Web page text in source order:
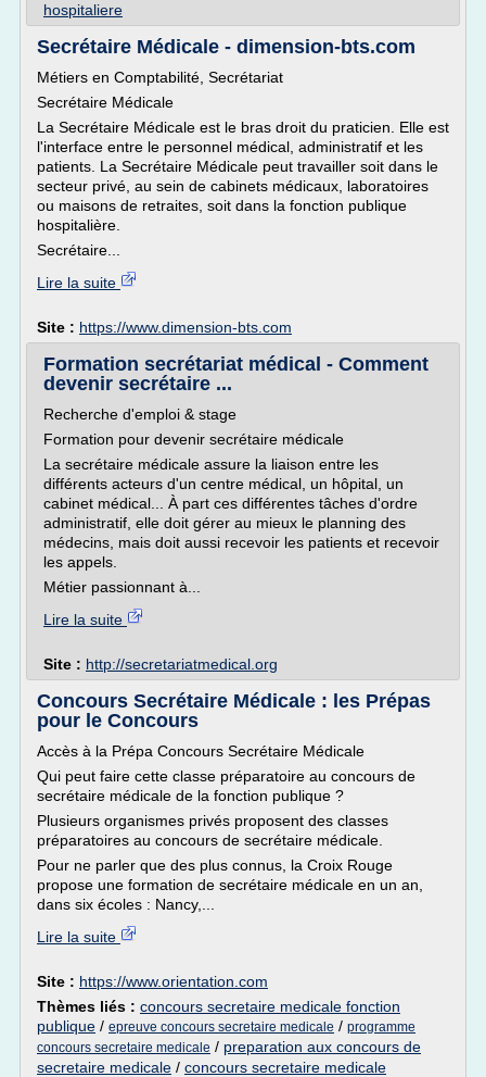
hospitaliere
Secrétaire Médicale - dimension-bts.com
Métiers en Comptabilité, Secrétariat
Secrétaire Médicale
La Secrétaire Médicale est le bras droit du praticien. Elle est
l'interface entre le personnel médical, administratif et les
patients. La Secrétaire Médicale peut travailler soit dans le
secteur privé, au sein de cabinets médicaux, laboratoires
ou maisons de retraites, soit dans la fonction publique
hospitalière.
Secrétaire...
Lire la suite
Site : https://www.dimension-bts.com
Formation secrétariat médical - Comment
devenir secrétaire ...
Recherche d'emploi & stage
Formation pour devenir secrétaire médicale
La secrétaire médicale assure la liaison entre les
différents acteurs d'un centre médical, un hôpital, un
cabinet médical... À part ces différentes tâches d'ordre
administratif, elle doit gérer au mieux le planning des
médecins, mais doit aussi recevoir les patients et recevoir
les appels.
Métier passionnant à...
Lire la suite
Site : http://secretariatmedical.org
Concours Secrétaire Médicale : les Prépas
pour le Concours
Accès à la Prépa Concours Secrétaire Médicale
Qui peut faire cette classe préparatoire au concours de
secrétaire médicale de la fonction publique ?
Plusieurs organismes privés proposent des classes
préparatoires au concours de secrétaire médicale.
Pour ne parler que des plus connus, la Croix Rouge
propose une formation de secrétaire médicale en un an,
dans six écoles : Nancy,...
Lire la suite
Site : https://www.orientation.com
Thèmes liés : concours secretaire medicale fonction
publique / epreuve concours secretaire medicale / programme
concours secretaire medicale / preparation aux concours de
secretaire medicale / concours secretaire medicale